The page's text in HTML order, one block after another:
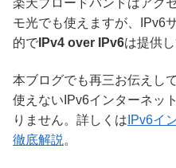
楽天ブロードバンドはアク
モ光でも使えますが、IPv6
的で IPv4 over IPv6は提供
本ブログでも再三お伝えし
使えないIPv6インターネッ
りません。詳しくは IPv6イ
徹底解説。